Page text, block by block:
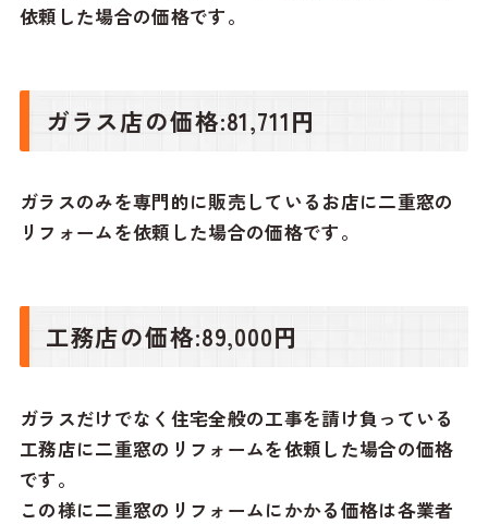
依頼した場合の価格です。
ガラス店の価格:81,711円
ガラスのみを専門的に販売しているお店に二重窓の
リフォームを依頼した場合の価格です。
工務店の価格:89,000円
ガラスだけでなく住宅全般の工事を請け負っている
工務店に二重窓のリフォームを依頼した場合の価格
です。
この様に二重窓のリフォームにかかる価格は各業者